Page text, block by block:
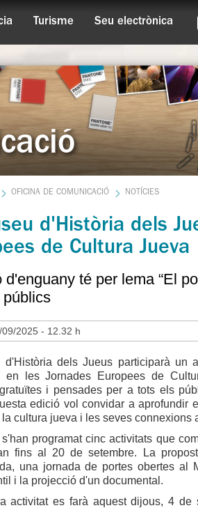
Turisme Seu electrònica
OFICINA DE COMUNICACIÓ NOTÍCIES
d'Història dels
de Cultura Jueva
d'enguany té per lema “El
2025 - 12.32 h
d'Història dels Jueus participarà un
en les Jornades Europees de
i pensades per a tots els
edició vol convidar a aprofundir
cultura jueva i les seves connexions
programat cinc activitats que
fins al 20 de setembre. La
una jornada de portes obertes al
i la projecció d'un documental.
activitat es farà aquest dijous, 4